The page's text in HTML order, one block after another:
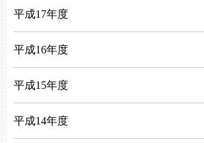
平成17年度
平成16年度
平成15年度
平成14年度